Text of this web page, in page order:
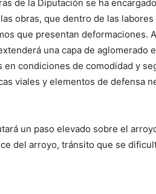
de la Diputación se ha
obras, que dentro de las
que presentan deformaciones.
una capa de aglomerado
condiciones de comodidad y
viales y elementos de defensa
un paso elevado sobre el
del arroyo, tránsito que se